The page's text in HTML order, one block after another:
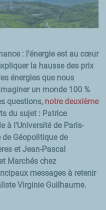
: l’énergie est au cœur
la hausse des prix
énergies que nous
un monde 100 %
questions, notre deuxième
du sujet : Patrice
à l'Université de Paris-
de Géopolitique de
et Jean-Pascal
Marchés chez
messages à retenir
Virginie Guilhaume.